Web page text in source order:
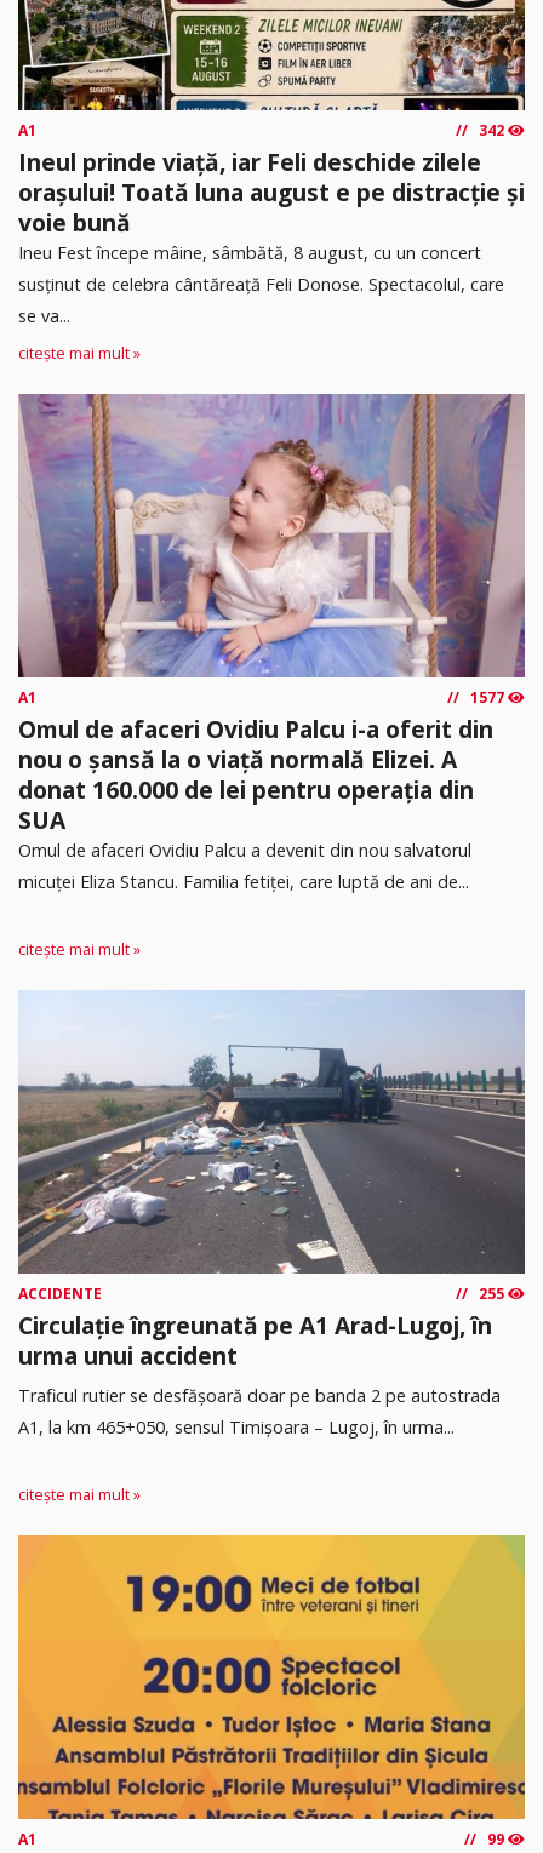
A1 342
Ineul prinde viață, iar Feli deschide zilele
orașului! Toată luna august e pe distracție și
voie bună
Ineu Fest începe mâine, sâmbătă, 8 august, cu un concert
susținut de celebra cântăreață Feli Donose. Spectacolul, care
se va...
citește mai mult »
A1 1577
Omul de afaceri Ovidiu Palcu i-a oferit din
nou o șansă la o viață normală Elizei. A
donat 160.000 de lei pentru operația din
SUA
Omul de afaceri Ovidiu Palcu a devenit din nou salvatorul
micuței Eliza Stancu. Familia fetiței, care luptă de ani de...
citește mai mult »
ACCIDENTE 255
Circulație îngreunată pe A1 Arad-Lugoj, în
urma unui accident
Traficul rutier se desfășoară doar pe banda 2 pe autostrada
A1, la km 465+050, sensul Timişoara – Lugoj, în urma...
citește mai mult »
A1 99